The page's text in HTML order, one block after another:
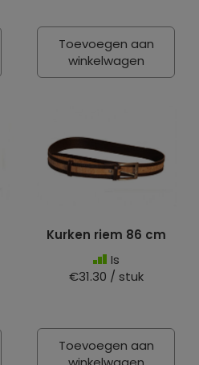
Toevoegen aan
winkelwagen
Kurken riem 86 cm
Is
€31.30 / stuk
Toevoegen aan